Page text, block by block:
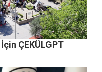
ÇEKÜLGPT